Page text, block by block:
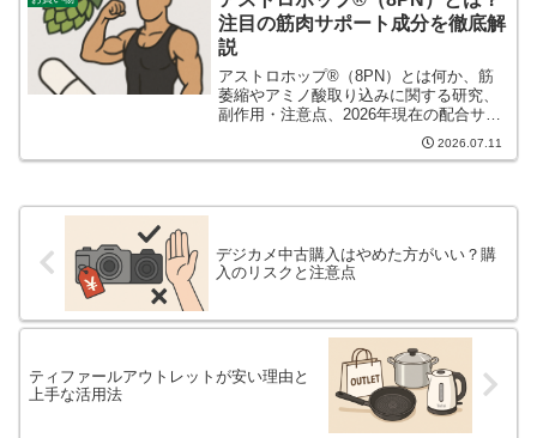
注目の筋肉サポート成分を徹底解
説
アストロホップ®（8PN）とは何か、筋
萎縮やアミノ酸取り込みに関する研究、
副作用・注意点、2026年現在の配合サプ
リを解説。ヒトでの有効性や機能性表示
2026.07.11
デジカメ中古購入はやめた方がいい？購
入のリスクと注意点
ティファールアウトレットが安い理由と
上手な活用法